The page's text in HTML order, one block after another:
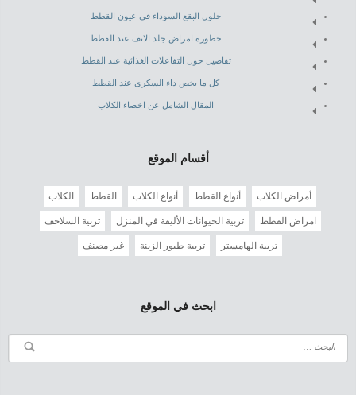
حلول البقع السوداء فى عيون القطط
خطورة امراض جلد الانف عند القطط
تفاصيل حول التفاعلات الغذائية عند القطط
كل ما يخص داء السكرى عند القطط
المقال الشامل عن اخصاء الكلاب
أقسام الموقع
أمراض الكلاب أنواع القطط أنواع الكلاب القطط الكلاب
امراض القطط تربية الحيوانات الأليفة في المنزل تربية السلاحف
تربية الهامستر تربية طيور الزينة غير مصنف
ابحث في الموقع